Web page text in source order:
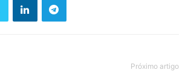
Próximo artigo